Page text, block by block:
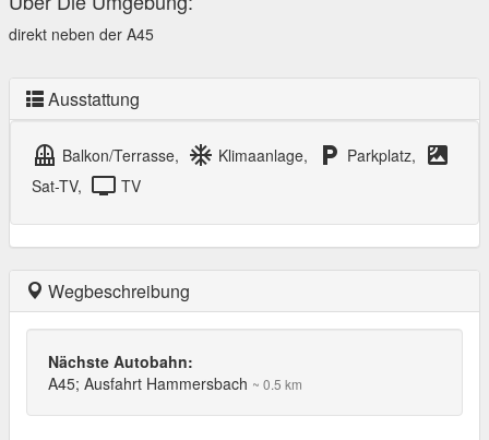
direkt neben der A45
Ausstattung
balcony Balkon/Terrasse, ac_unit Klimaanlage, local_parking Parkplatz, satellite
Sat-TV, tv TV
Wegbeschreibung
Nächste Autobahn:
A45; Ausfahrt Hammersbach ~ 0.5 km